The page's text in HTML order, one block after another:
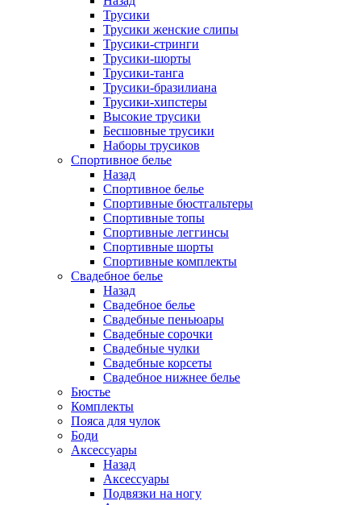
Трусики
Трусики женские слипы
Трусики-стринги
Трусики-шорты
Трусики-танга
Трусики-бразилиана
Трусики-хипстеры
Высокие трусики
Бесшовные трусики
Наборы трусиков
Спортивное белье
Назад
Спортивное белье
Спортивные бюстгальтеры
Спортивные топы
Спортивные леггинсы
Спортивные шорты
Спортивные комплекты
Свадебное белье
Назад
Свадебное белье
Свадебные пеньюары
Свадебные сорочки
Свадебные чулки
Свадебные корсеты
Свадебное нижнее белье
Бюстье
Комплекты
Пояса для чулок
Боди
Аксессуары
Назад
Аксессуары
Подвязки на ногу